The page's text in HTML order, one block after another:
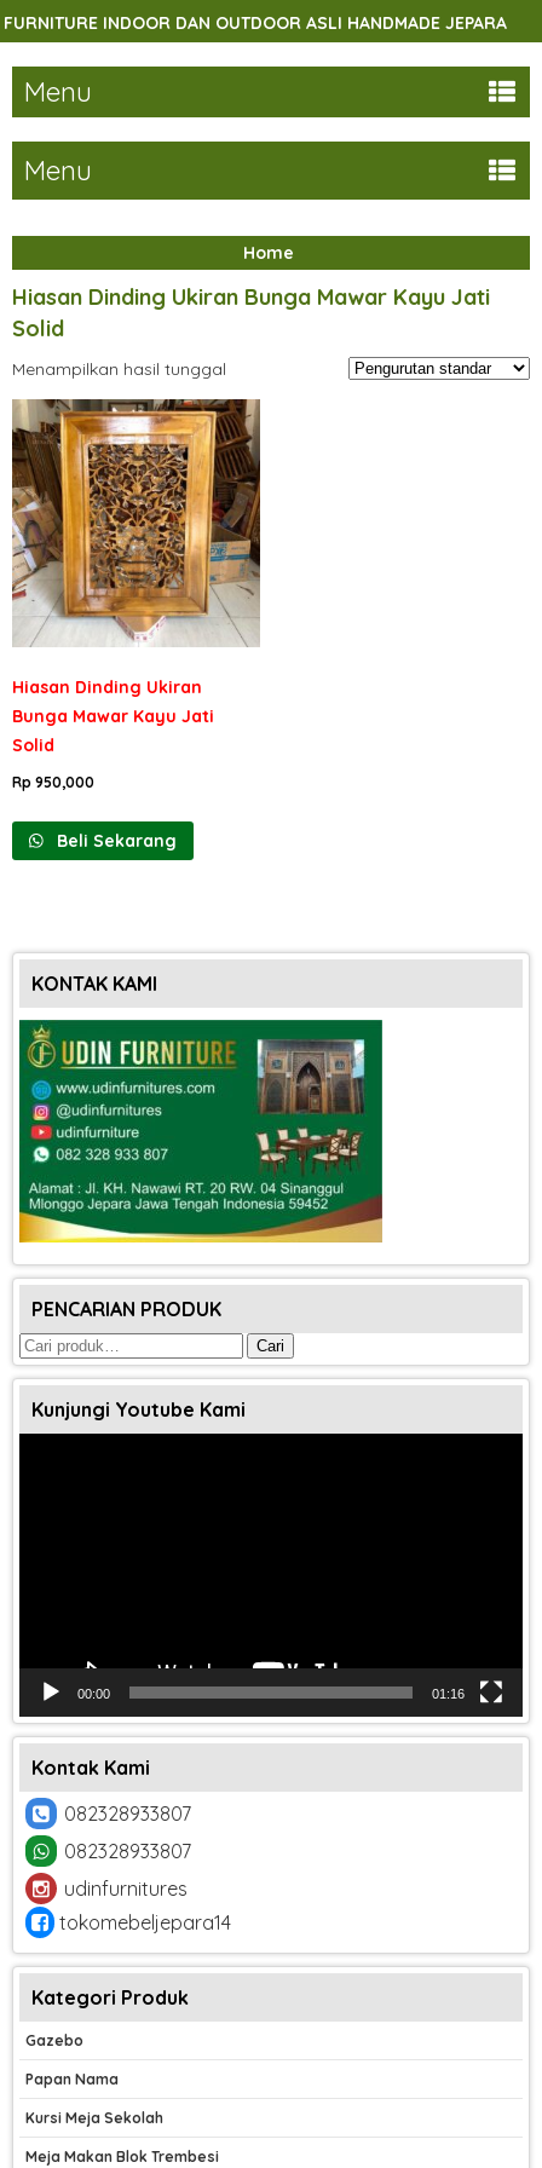
INDOOR DAN OUTDOOR ASLI HANDMADE JEPARA
Menu
Menu
Home
Hiasan Dinding Ukiran Bunga Mawar Kayu Jati
Solid
Menampilkan hasil tunggal
Hiasan Dinding Ukiran
Bunga Mawar Kayu Jati
Solid
Rp 950,000
Beli Sekarang
KONTAK KAMI
PENCARIAN PRODUK
Pencarian
untuk:
Cari
Kunjungi Youtube Kami
00:00 01:16
Kontak Kami
082328933807
082328933807
udinfurnitures
tokomebeljepara14
Kategori Produk
Gazebo
Papan Nama
Kursi Meja Sekolah
Meja Makan Blok Trembesi